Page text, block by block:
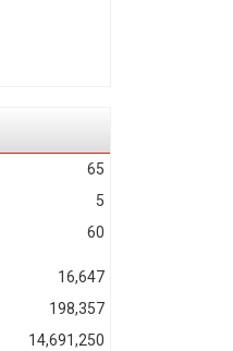
65
5
60
16,647
198,357
14,691,250